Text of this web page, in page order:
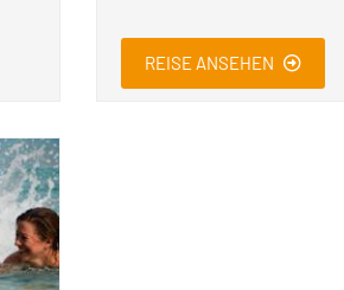
REISE ANSEHEN